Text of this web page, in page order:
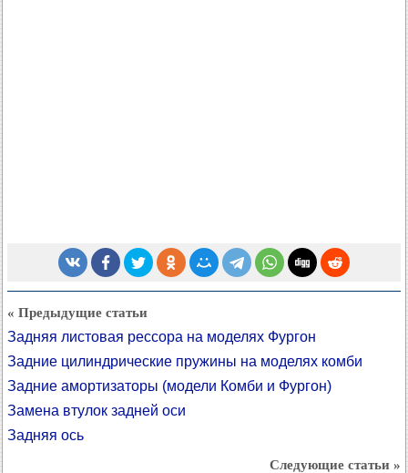
« Предыдущие статьи
Задняя листовая рессора на моделях Фургон
Задние цилиндрические пружины на моделях комби
Задние амортизаторы (модели Комби и Фургон)
Замена втулок задней оси
Задняя ось
Следующие статьи »